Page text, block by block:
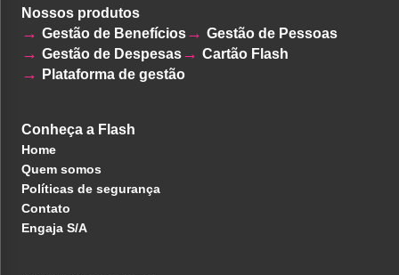
Nossos produtos
Gestão de Benefícios
Gestão de Pessoas
Gestão de Despesas
Cartão Flash
Plataforma de gestão
Conheça a Flash
Home
Quem somos
Políticas de segurança
Contato
Engaja S/A